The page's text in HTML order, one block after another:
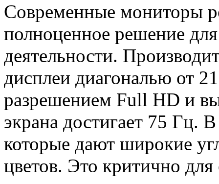
Современные мониторы
полноценное решение
деятельности.
дисплеи диагональю от
разрешением Full HD и
экрана достигает 75 Гц.
которые дают широкие
цветов. Это критично для